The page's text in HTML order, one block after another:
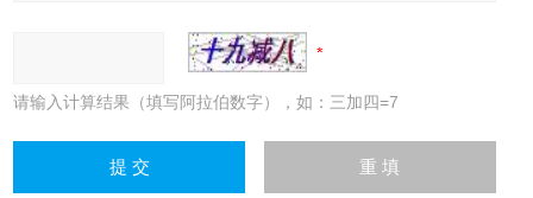
请输入计算结果（填写阿拉伯数字），如：三加四=7